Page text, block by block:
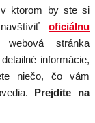
ktorom by ste si
oficiálnu
stránka
informácie,
niečo, čo vám
Prejdite na